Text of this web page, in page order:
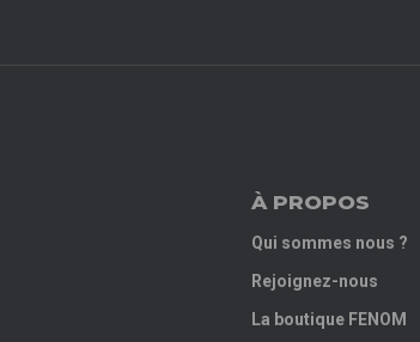
À PROPOS
Qui sommes nous ?
Rejoignez-nous
La boutique FENOM